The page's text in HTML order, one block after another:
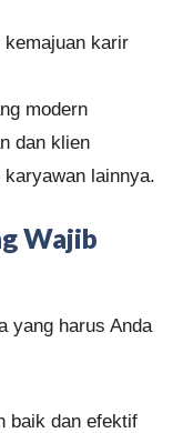
karir
modern
dan klien
lainnya.
Wajib
yang harus Anda
baik dan efektif